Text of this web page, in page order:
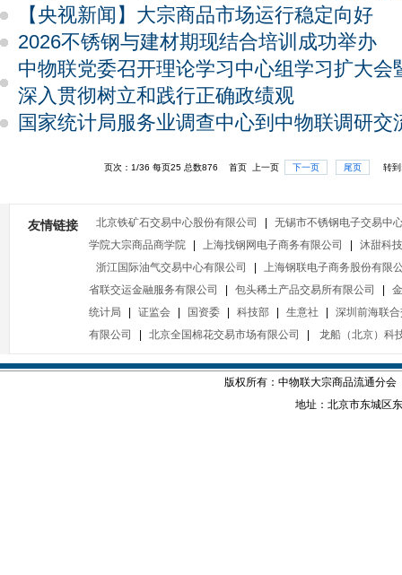
【央视新闻】大宗商品市场运行稳定向好
2026不锈钢与建材期现结合培训成功举办
中物联党委召开理论学习中心组学习扩大会
深入贯彻树立和践行正确政绩观
国家统计局服务业调查中心到中物联调研交
页次：1/36 每页25 总数876 首页 上一页 下一页 尾页 转到
友情链接 北京铁矿石交易中心股份有限公司
无锡市不锈钢电子交易中
学院大宗商品商学院
上海找钢网电子商务有限公司
沐甜科技
浙江国际油气交易中心有限公司
上海钢联电子商务股份有限
省联交运金融服务有限公司
包头稀土产品交易所有限公司
统计局
证监会 国资委 科技部 生意社
深圳前海联
有限公司
北京全国棉花交易市场有限公司 龙船（北京）科
版权所有：中物联大宗商品流通分
地址：北京市东城区